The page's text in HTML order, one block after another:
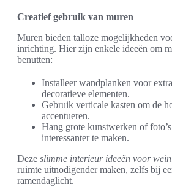
Creatief gebruik van muren
Muren bieden talloze mogelijkheden
inrichting. Hier zijn enkele ideeën om
benutten:
Installeer wandplanken voor
decoratieve elementen.
Gebruik verticale kasten om de
accentueren.
Hang grote kunstwerken of
interessanter te maken.
Deze slimme interieur ideeën voor
ruimte uitnodigender maken, zelfs bij
ramendaglicht.